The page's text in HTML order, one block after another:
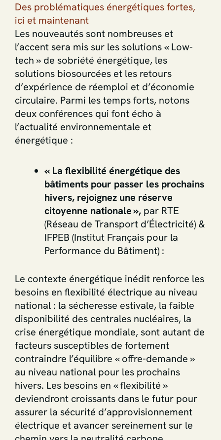
Des problématiques énergétiques fortes,
ici et maintenant
Les nouveautés sont nombreuses et
l’accent sera mis sur les solutions « Low-
tech » de sobriété énergétique, les
solutions biosourcées et les retours
d’expérience de réemploi et d’économie
circulaire. Parmi les temps forts, notons
deux conférences qui font écho à
l’actualité environnementale et
énergétique :
« La flexibilité énergétique des
bâtiments pour passer les prochains
hivers, rejoignez une réserve
citoyenne nationale », par RTE
(Réseau de Transport d’Électricité) &
IFPEB (Institut Français pour la
Performance du Bâtiment) :
Le contexte énergétique inédit renforce les
besoins en flexibilité électrique au niveau
national : la sécheresse estivale, la faible
disponibilité des centrales nucléaires, la
crise énergétique mondiale, sont autant de
facteurs susceptibles de fortement
contraindre l’équilibre « offre-demande »
au niveau national pour les prochains
hivers. Les besoins en « flexibilité »
deviendront croissants dans le futur pour
assurer la sécurité d’approvisionnement
électrique et avancer sereinement sur le